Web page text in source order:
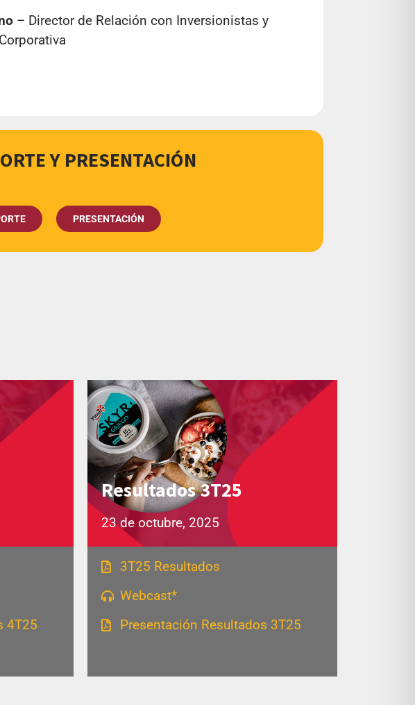
– Director de Relación con Inversionistas y
Y PRESENTACIÓN
PRESENTACIÓN
4T25
Resultados 3T25
23 de octubre, 2025
3T25 Resultados
Webcast*
Presentación Resultados 3T25